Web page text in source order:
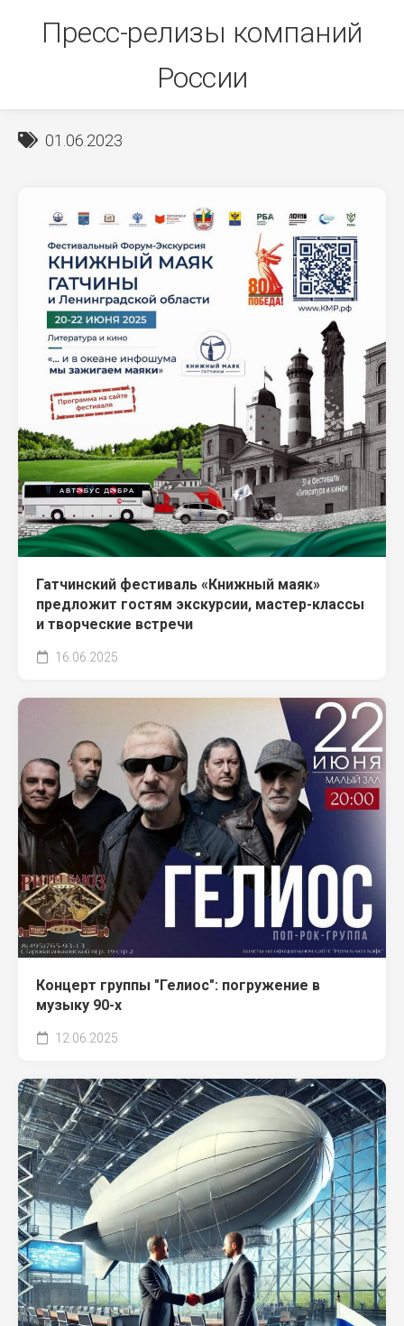
Пресс-релизы компаний
России
01.06.2023
Гатчинский фестиваль «Книжный маяк»
предложит гостям экскурсии, мастер-классы
и творческие встречи
16.06.2025
Концерт группы "Гелиос": погружение в
музыку 90-х
12.06.2025